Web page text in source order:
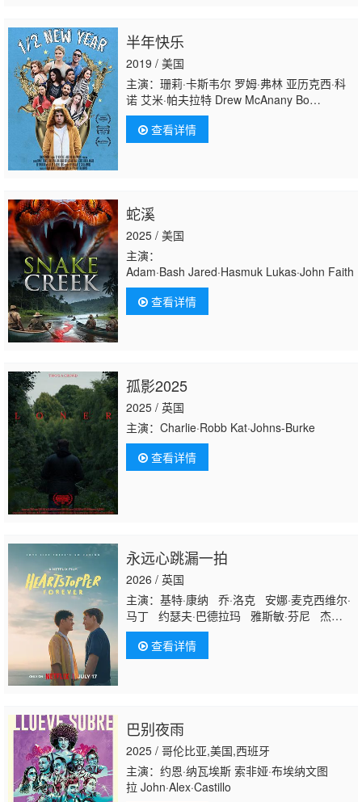
半年快乐
2019 / 美国
主演：珊莉·卡斯韦尔 罗姆·弗林 亚历克西·科
诺 艾米·帕夫拉特 Drew McAnany Bo
Youngblood Brooke Lewis Bellas John
Ierardi 杰夫·戴伊 Matt Schulte Rebecca
Vinagro Ashley Platz Jermaine Alverez
查看详情
蛇溪
2025 / 美国
主演：
Adam·Bash Jared·Hasmuk Lukas·John
查看详情
孤影2025
2025 / 英国
主演：Charlie·Robb Kat·Johns-Burke
查看详情
永远心跳漏一拍
2026 / 英国
主演：基特·康纳 乔·洛克 安娜·麦克西维尔·
马丁 约瑟夫·巴德拉玛 雅斯敏·芬尼 杰克·
巴顿 高鑫 瑞亚·诺伍德 托比·多诺万 奥利
弗·莫尔特曼 珍妮·沃尔瑟 科里纳·布朗 科
马克·海德-科林 基兹·埃格尔 雷科·哥哈拉
查看详情
巴别夜雨
2025 / 哥伦比亚,美国,西班牙
主演：约恩·纳瓦埃斯 索非娅·布埃纳文图
拉 John·Alex·Castillo